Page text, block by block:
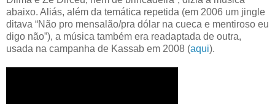
abaixo. Aliás, além da temática repetida (em 2006 um jingle
ditava “Não pro mensalão/pra dólar na cueca e mentiroso eu
digo não”), a música também era readaptada de outra,
usada na campanha de Kassab em 2008 (aqui).